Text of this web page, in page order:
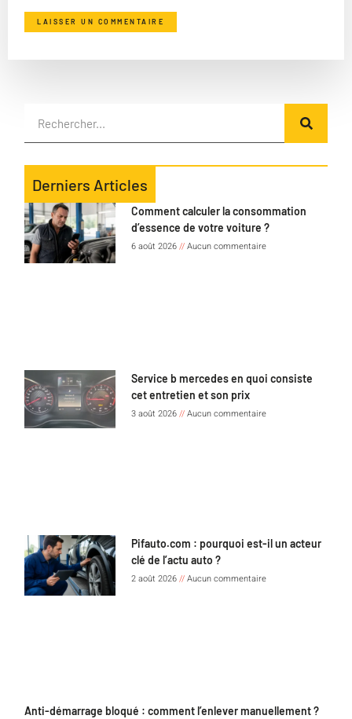
Derniers Articles
Comment calculer la consommation
d’essence de votre voiture ?
6 août 2026 Aucun commentaire
Service b mercedes en quoi consiste
cet entretien et son prix
3 août 2026 Aucun commentaire
Pifauto.com : pourquoi est-il un acteur
clé de l’actu auto ?
2 août 2026 Aucun commentaire
Anti-démarrage bloqué : comment l’enlever manuellement ?